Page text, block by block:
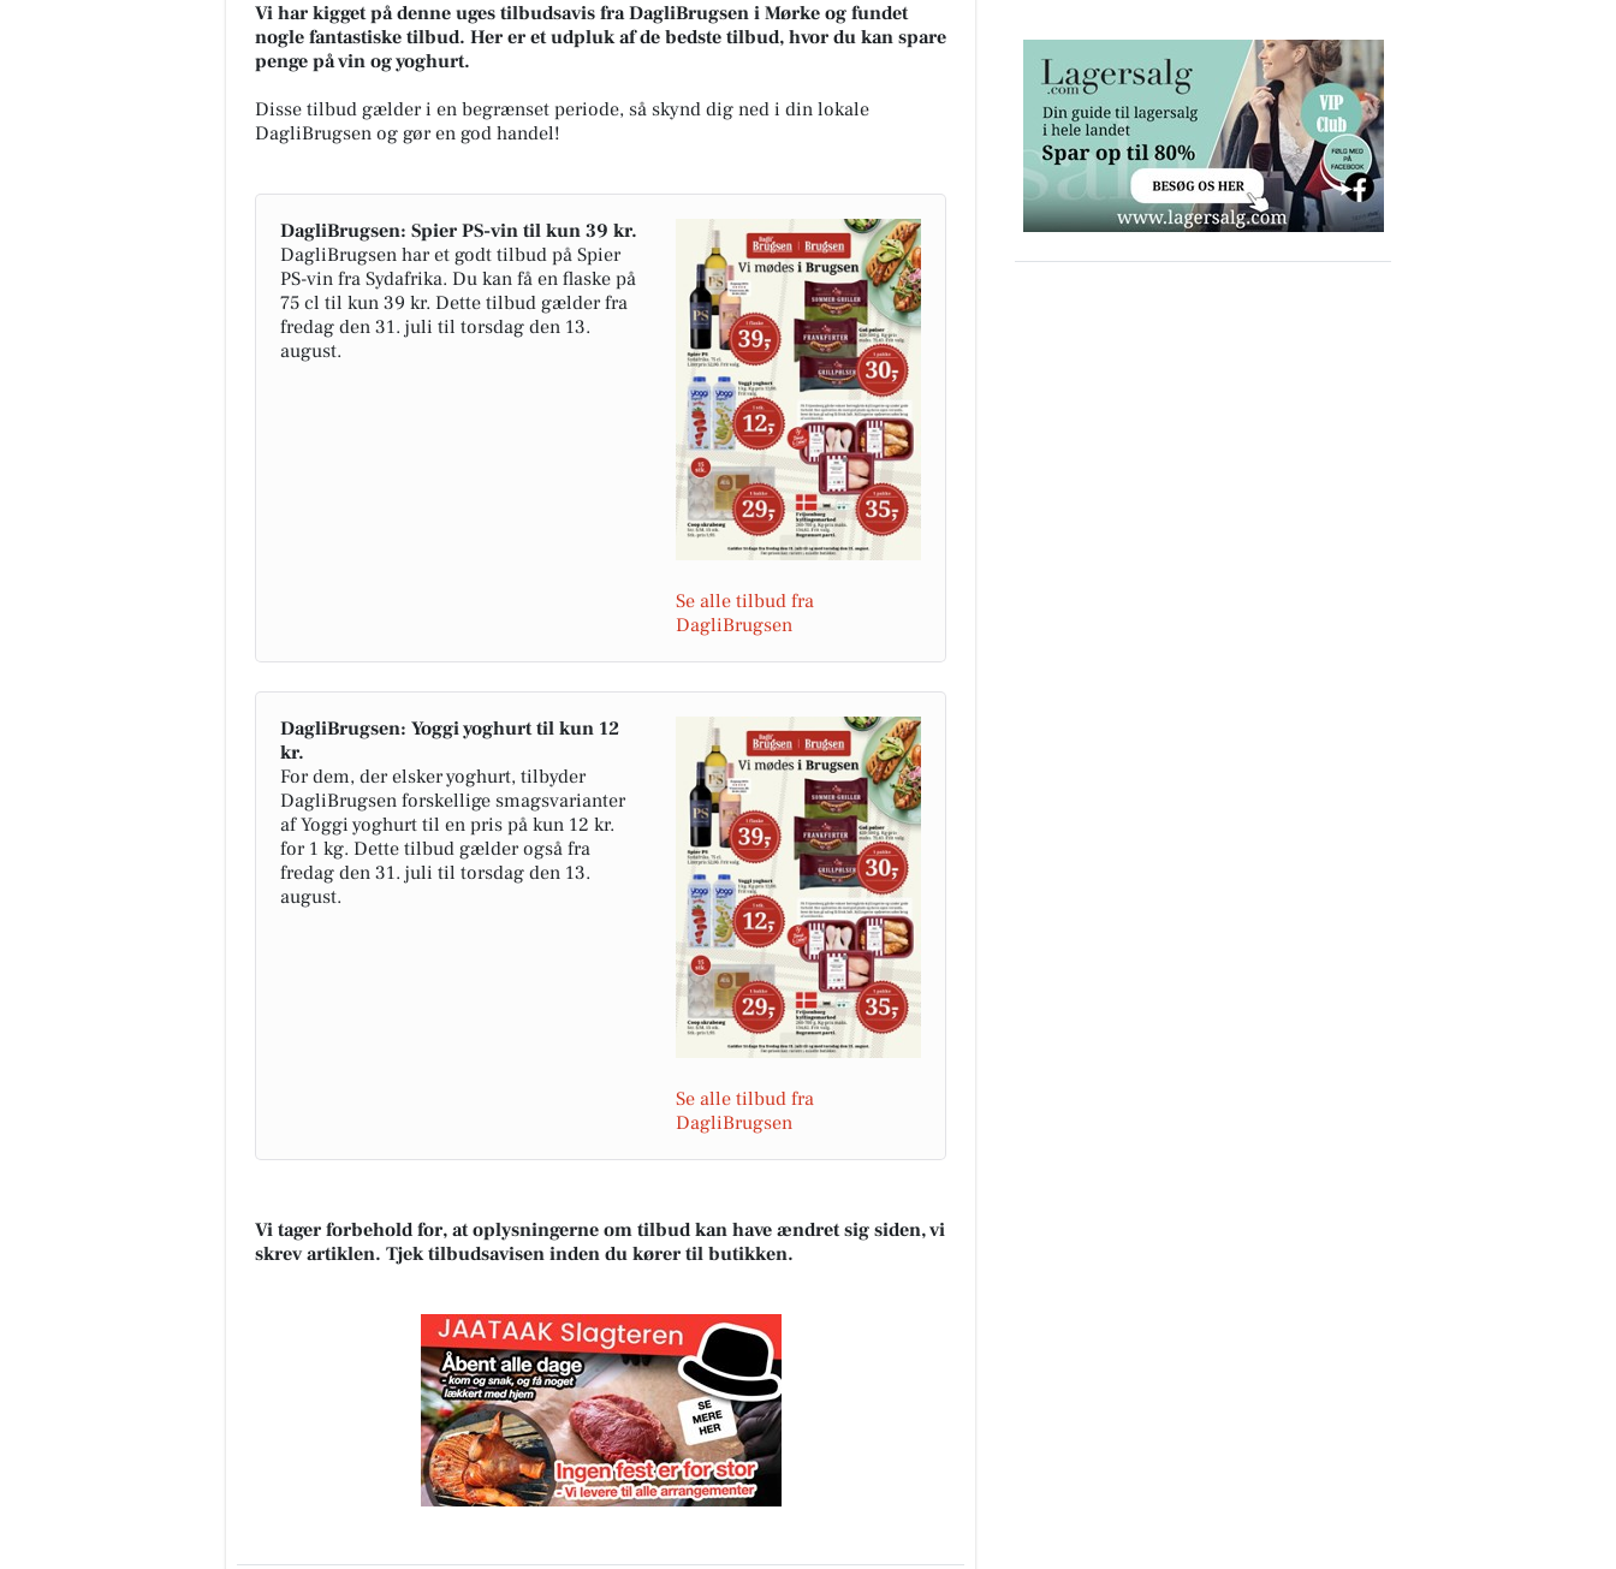
Vi har kigget på denne uges tilbudsavis fra DagliBrugsen i Mørke og fundet
nogle fantastiske tilbud. Her er et udpluk af de bedste tilbud, hvor du kan spare
penge på vin og yoghurt.
Disse tilbud gælder i en begrænset periode, så skynd dig ned i din lokale
DagliBrugsen og gør en god handel!
DagliBrugsen: Spier PS-vin til kun 39 kr.
DagliBrugsen har et godt tilbud på Spier
PS-vin fra Sydafrika. Du kan få en flaske på
75 cl til kun 39 kr. Dette tilbud gælder fra
fredag den 31. juli til torsdag den 13.
august.
Se alle tilbud fra
DagliBrugsen
DagliBrugsen: Yoggi yoghurt til kun 12
kr.
For dem, der elsker yoghurt, tilbyder
DagliBrugsen forskellige smagsvarianter
af Yoggi yoghurt til en pris på kun 12 kr.
for 1 kg. Dette tilbud gælder også fra
fredag den 31. juli til torsdag den 13.
august.
Se alle tilbud fra
DagliBrugsen
Vi tager forbehold for, at oplysningerne om tilbud kan have ændret sig siden, vi
skrev artiklen. Tjek tilbudsavisen inden du kører til butikken.